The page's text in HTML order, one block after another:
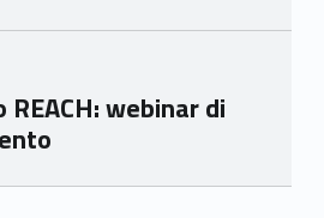
webinar di